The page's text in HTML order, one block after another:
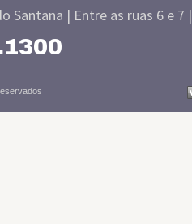
Santana | Entre as ruas 6 e 7